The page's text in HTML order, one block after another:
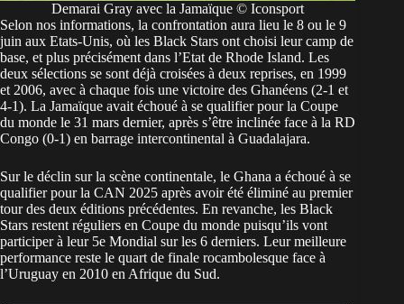
Demarai Gray avec la Jamaïque © Iconsport
Selon nos informations, la confrontation aura lieu le 8 ou le 9
juin aux Etats-Unis, où les Black Stars ont choisi leur camp de
base, et plus précisément dans l’Etat de Rhode Island. Les
deux sélections se sont déjà croisées à deux reprises, en 1999
et 2006, avec à chaque fois une victoire des Ghanéens (2-1 et
4-1). La Jamaïque avait échoué à se qualifier pour la Coupe
du monde le 31 mars dernier, après s’être inclinée face à la RD
Congo (0-1) en barrage intercontinental à Guadalajara.
Sur le déclin sur la scène continentale, le Ghana a échoué à se
qualifier pour la CAN 2025 après avoir été éliminé au premier
tour des deux éditions précédentes. En revanche, les Black
Stars restent réguliers en Coupe du monde puisqu’ils vont
participer à leur 5e Mondial sur les 6 derniers. Leur meilleure
performance reste le quart de finale rocambolesque face à
l’Uruguay en 2010 en Afrique du Sud.